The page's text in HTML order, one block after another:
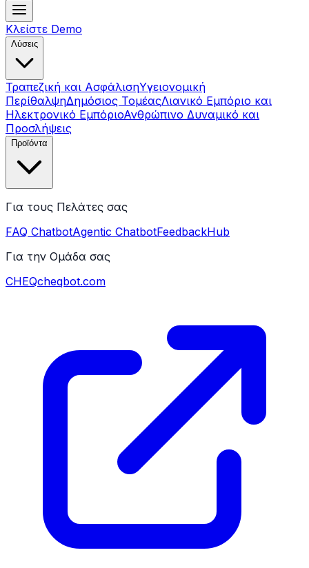
Κλείστε Demo
Λύσεις
Τραπεζική και ΑσφάλισηΥγειονομική
ΠερίθαλψηΔημόσιος ΤομέαςΛιανικό Εμπόριο και
Ηλεκτρονικό ΕμπόριοΑνθρώπινο Δυναμικό και
Προσλήψεις
Προϊόντα
Για τους Πελάτες σας
FAQ ChatbotAgentic ChatbotFeedbackHub
Για την Ομάδα σας
CHEQcheqbot.com